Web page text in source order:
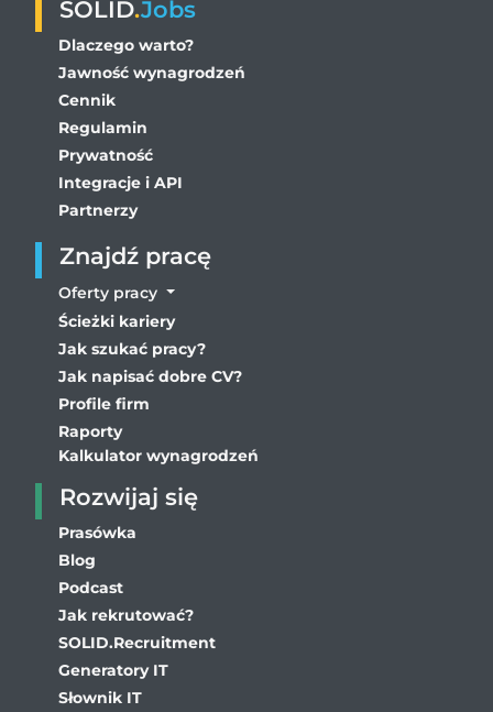
SOLID.Jobs
Dlaczego warto?
Jawność wynagrodzeń
Cennik
Regulamin
Prywatność
Integracje i API
Partnerzy
Znajdź pracę
Oferty pracy
Ścieżki kariery
Jak szukać pracy?
Jak napisać dobre CV?
Profile firm
Raporty
Kalkulator wynagrodzeń
Rozwijaj się
Prasówka
Blog
Podcast
Jak rekrutować?
SOLID.Recruitment
Generatory IT
Słownik IT